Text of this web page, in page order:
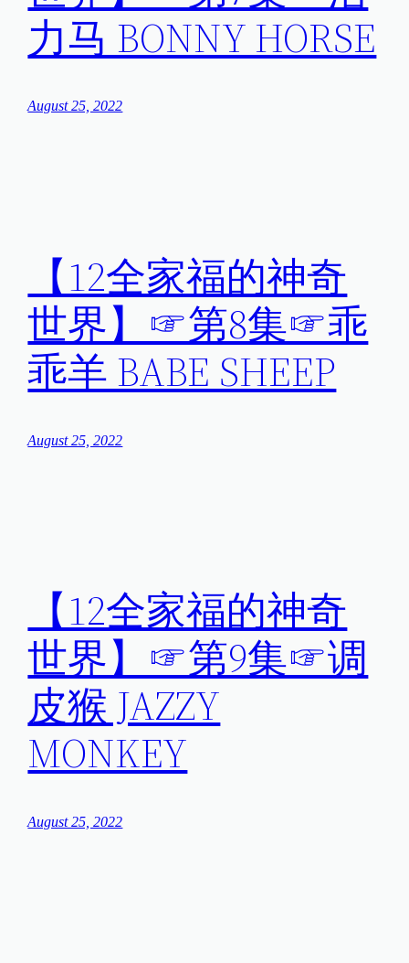
力马 BONNY HORSE
August 25, 2022
【12全家福的神奇
世界】☞第8集☞乖
乖羊 BABE SHEEP
August 25, 2022
【12全家福的神奇
世界】☞第9集☞调
皮猴 JAZZY
MONKEY
August 25, 2022